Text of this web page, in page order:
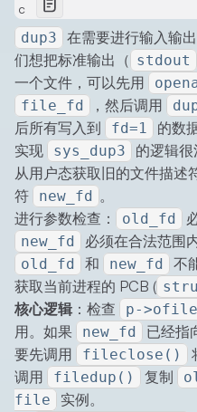
c
dup3
在需要进行输入输
们想把标准输出（ stdout
一个文件，可以先用
file_fd ，然后调用
后所有写入到
fd=1
的数
实现
sys_dup3
的逻辑很
从用户态获取旧的文件描述
符
new_fd 。
进行参数检查：
old_fd
new_fd 必须在合法范围
old_fd 和 new_fd
不
获取当前进程的 PCB (
核心逻辑：检查 p-
用。如果
new_fd
已经指
要先调用
fileclose()
调用
filedup() 复制
file
实例。